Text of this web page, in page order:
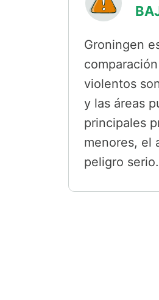
Groningen
violentos
y las áreas
principales
menores, el
peligro serio.